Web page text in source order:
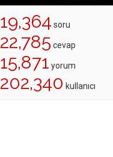
19,364 soru
22,785 cevap
15,871 yorum
202,340 kullanıcı